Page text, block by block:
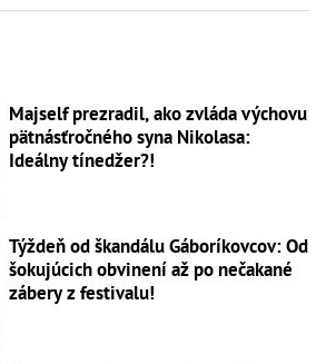
Majself prezradil, ako zvláda výchovu
pätnásťročného syna Nikolasa:
Ideálny tínedžer?!
Týždeň od škandálu Gáboríkovcov: Od
šokujúcich obvinení až po nečakané
zábery z festivalu!